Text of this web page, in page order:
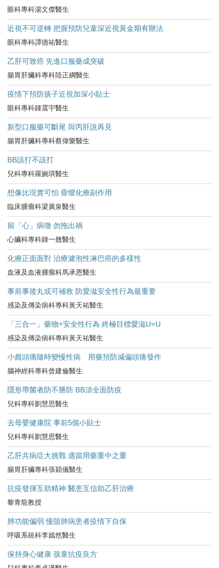
眼科專科湯文傑醫生
近視不可逆轉 把握預防兒童深近視黃金期有辦法
眼科專科譚德祐醫生
乙肝可致癌 先進口服藥成突破
腸胃肝臟科專科陸正綱醫生
疫情下預防孩子近視加深小貼士
眼科專科鍾震宇醫生
新型口服藥可斷尾 與丙肝說再見
腸胃肝臟科專科蔡偉樂醫生
BB該打不該打
兒科專科羅婉琪醫生
想像比現實可怕 毋懼化療副作用
臨床腫瘤科梁廣泉醫生
留「心」病徵 勿拖出禍
心臟科專科鍾一翹醫生
化療正面面對 治療濾泡性淋巴癌的多樣性
血液及血液腫瘤科馬承恩醫生
事前事後丸或可補救 防愛滋安全性行為最重要
感染及傳染病科專科黃天祐醫生
「三合一」藥物+安全性行為 終極目標愛滋U=U
感染及傳染病科專科黃天祐醫生
小覤頭痛隨時變慢性病 用藥預防減偏頭痛發作
腦神經科專科曾建倫醫生
隱形帶菌者防不勝防 BB須全面防疫
兒科專科劉慧思醫生
去母嬰健康院 事前5個小貼士
兒科專科劉慧思醫生
乙肝共病症大挑戰 適當用藥重中之重
腸胃肝臟專科張穎儀醫生
抗疫發揮互助精神 醫患互信助乙肝治療
黎青龍教授
肺功能偏弱 慢阻肺病患者疫情下自保
呼吸系統科李嫣然醫生
保持身心健康 孩童抗疫良方